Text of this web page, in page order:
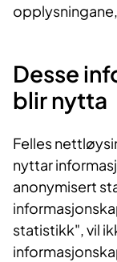
Desse
blir nytta
Felles
nyttar
anonymisert
statistikk", vil